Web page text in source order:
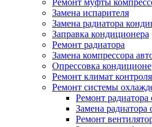
Замена испарителя
Замена радиатора
Заправка кондиционера
Ремонт радиатора
Замена компрессора
Опрессовка
Ремонт климат контроля
Ремонт системы
Ремонт
Замена радиатора
Ремонт